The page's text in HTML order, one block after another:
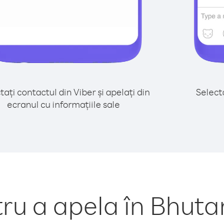
contactul din Viber și apelați din
ecranul cu informațiile sale
a apela în